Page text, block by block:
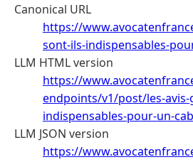
Canonical URL
https://
sont-ils-indispensables-
LLM HTML version
https://
endpoints/v1/post/les-
indispensables-pour-un-
LLM JSON version
https://